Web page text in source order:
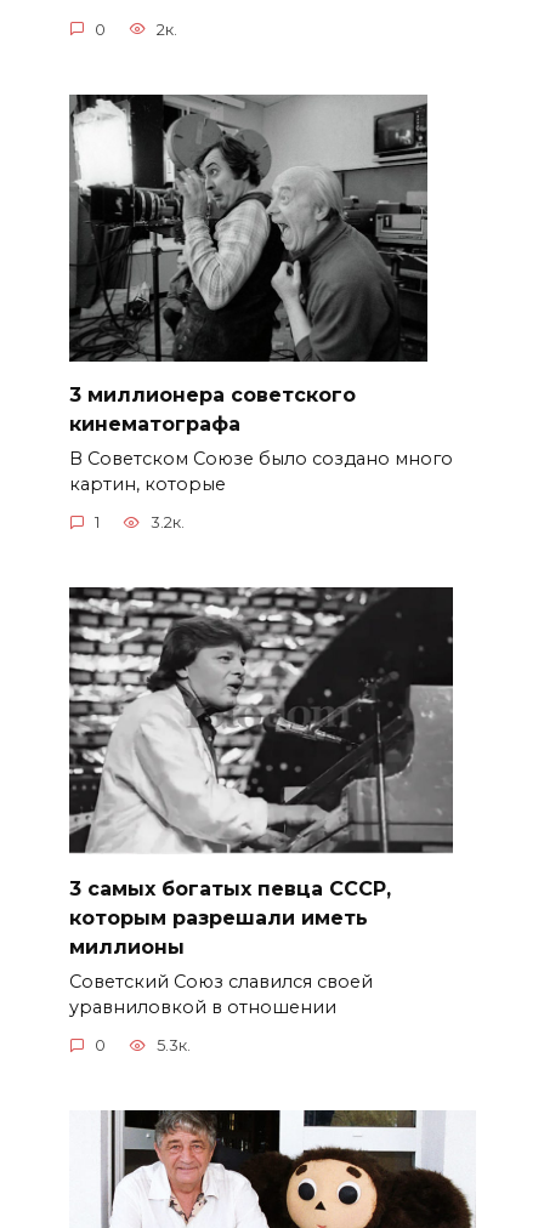
0 2к.
3 миллионера советского
кинематографа
В Советском Союзе было создано много
картин, которые
1 3.2к.
3 самых богатых певца СССР,
которым разрешали иметь
миллионы
Советский Союз славился своей
уравниловкой в отношении
0 5.3к.